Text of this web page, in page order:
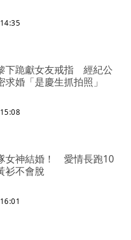
下跪獻女友戒指 經紀公
求婚「是慶生抓拍照」
女神結婚！ 愛情長跑10
衫不會脫